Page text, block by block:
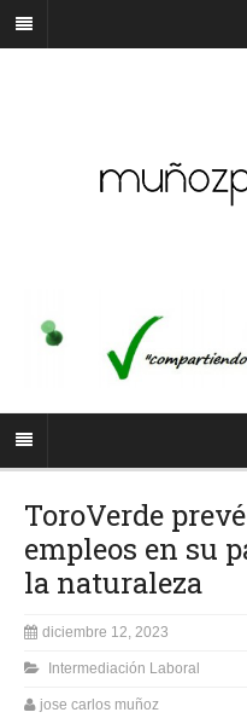
ToroVerde
empleos en su
la naturaleza
diciembre 12, 2023
Intermediación Laboral
jose carlos muñoz